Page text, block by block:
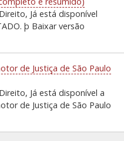
Já está disponível
þ Baixar versão
de Justiça de São Paulo
Já está disponível a
de Justiça de São Paulo